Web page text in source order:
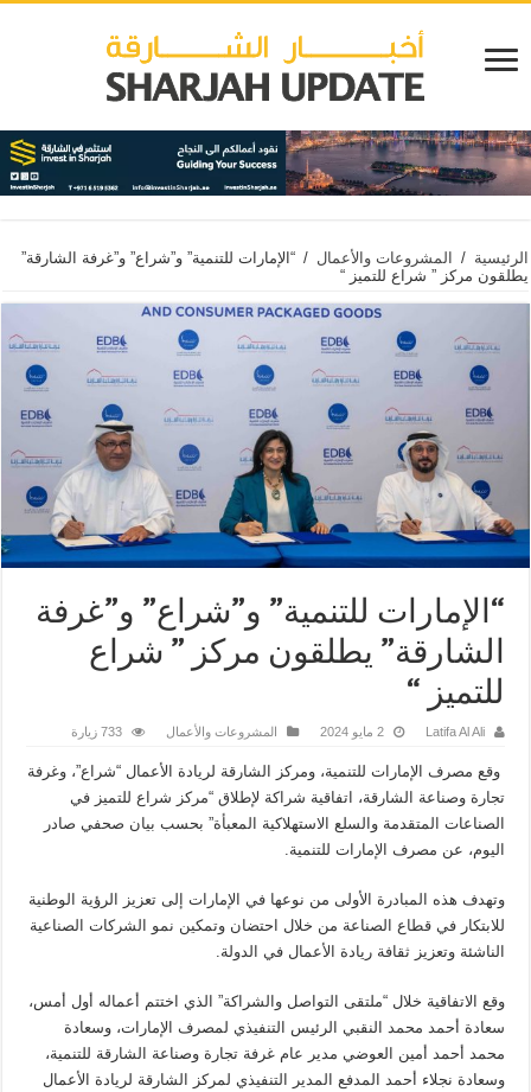
الرئيسية / المشروعات والأعمال / “الإمارات للتنمية” و”شراع” و”غرفة الشارقة”
يطلقون مركز ” شراع للتميز “
“الإمارات للتنمية” و”شراع” و”غرفة
الشارقة” يطلقون مركز ” شراع
للتميز “
Latifa Al Ali 2 مايو 2024 المشروعات والأعمال 733 زيارة
وقع مصرف الإمارات للتنمية، ومركز الشارقة لريادة الأعمال “شراع”، وغرفة
تجارة وصناعة الشارقة، اتفاقية شراكة لإطلاق “مركز شراع للتميز في
الصناعات المتقدمة والسلع الاستهلاكية المعبأة” بحسب بيان صحفي صادر
اليوم، عن مصرف الإمارات للتنمية.
وتهدف هذه المبادرة الأولى من نوعها في الإمارات إلى تعزيز الرؤية الوطنية
للابتكار في قطاع الصناعة من خلال احتضان وتمكين نمو الشركات الصناعية
الناشئة وتعزيز ثقافة ريادة الأعمال في الدولة.
وقع الاتفاقية خلال “ملتقى التواصل والشراكة” الذي اختتم أعماله أول أمس،
سعادة أحمد محمد النقبي الرئيس التنفيذي لمصرف الإمارات، وسعادة
محمد أحمد أمين العوضي مدير عام غرفة تجارة وصناعة الشارقة للتنمية،
وسعادة نجلاء أحمد المدفع المدير التنفيذي لمركز الشارقة لريادة الأعمال